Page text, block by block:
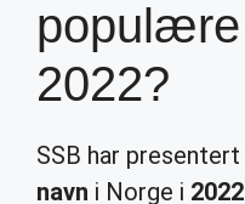
2022?
SSB har
navn i Norge i 2022